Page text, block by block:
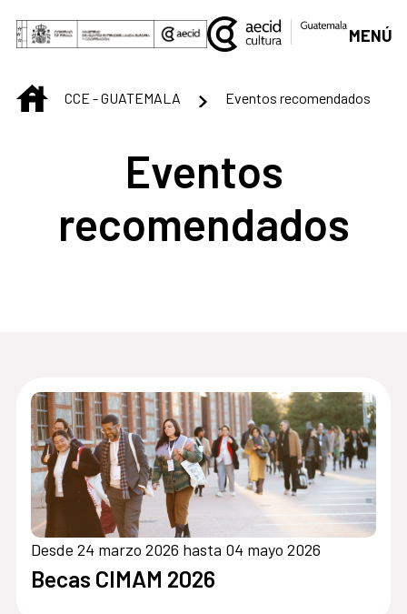
Saltar al contenido principal
MENÚ
INICIOCCE - GUATEMALA Eventos recomendados
Eventos
recomendados
Desde 24 marzo 2026 hasta 04 mayo 2026
Becas CIMAM 2026